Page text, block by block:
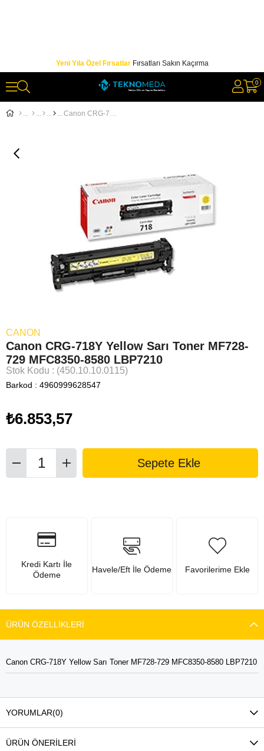
Yeni Yıla Özel FırsatlarFırsatları Sakın Kaçırma
0
Canon CRG-718Y Yellow Sarı Toner MF728-729 MFC8350-8580 LBP7210
CANON
Canon CRG-718Y Yellow Sarı Toner MF728-
729 MFC8350-8580 LBP7210
Stok Kodu (450.10.10.0115)
Barkod : 4960999628547
₺6.853,57
Kredi Kartı İle
Ödeme
Havele/Eft İle Ödeme Favorilerime Ekle
ÜRÜN ÖZELLIKLERI
Canon CRG-718Y Yellow Sarı Toner MF728-729 MFC8350-8580 LBP7210
YORUMLAR(0)
ÜRÜN ÖNERILERI